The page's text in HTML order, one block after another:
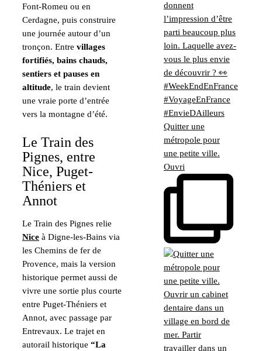
Font-Romeu ou en
Cerdagne, puis construire
une journée autour d’un
tronçon. Entre villages
fortifiés, bains chauds,
sentiers et pauses en
altitude, le train devient
une vraie porte d’entrée
vers la montagne d’été.
Le Train des
Pignes, entre
Nice, Puget-
Théniers et
Annot
Le Train des Pignes relie
Nice à Digne-les-Bains via
les Chemins de fer de
Provence, mais la version
historique permet aussi de
vivre une sortie plus courte
entre Puget-Théniers et
Annot, avec passage par
Entrevaux. Le trajet en
autorail historique “La
Quitter une
métropole pour
une petite ville.
Ouvri